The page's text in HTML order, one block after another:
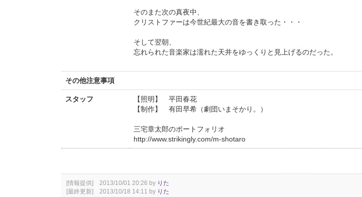
そのまた次の真夜中、
クリストファーは今世紀最大の音を書き取った・・・
そして翌朝、
忘れられた音楽家は濡れた天井をゆっくりと見上げるのだった。
その他注意事項
スタッフ
【照明】 平田春花
【制作】 有田早希（劇団いまそかり。）
三宅章太郎のポートフォリオ
http://www.strikingly.com/m-shotaro
[情報提供] 2013/10/01 20:26 by りた
[最終更新] 2013/10/18 14:11 by りた